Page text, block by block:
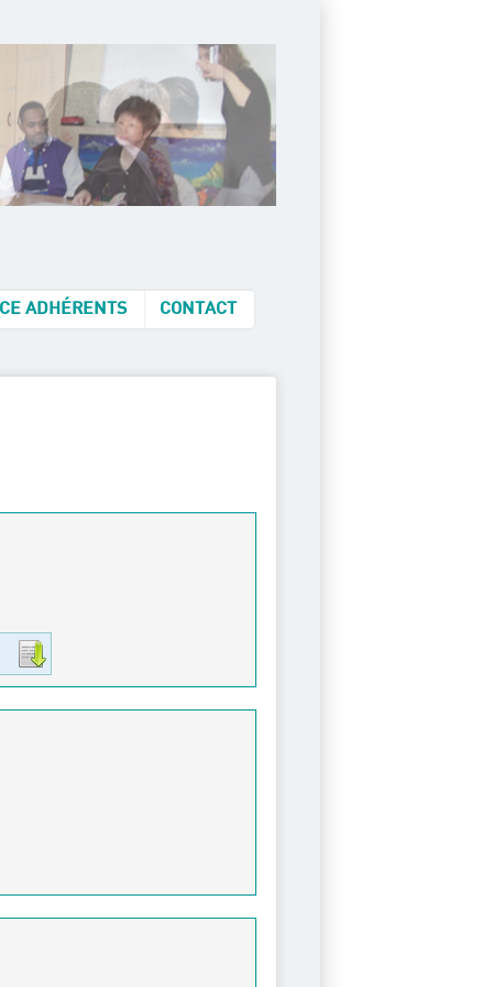
ADHÉRENTS CONTACT